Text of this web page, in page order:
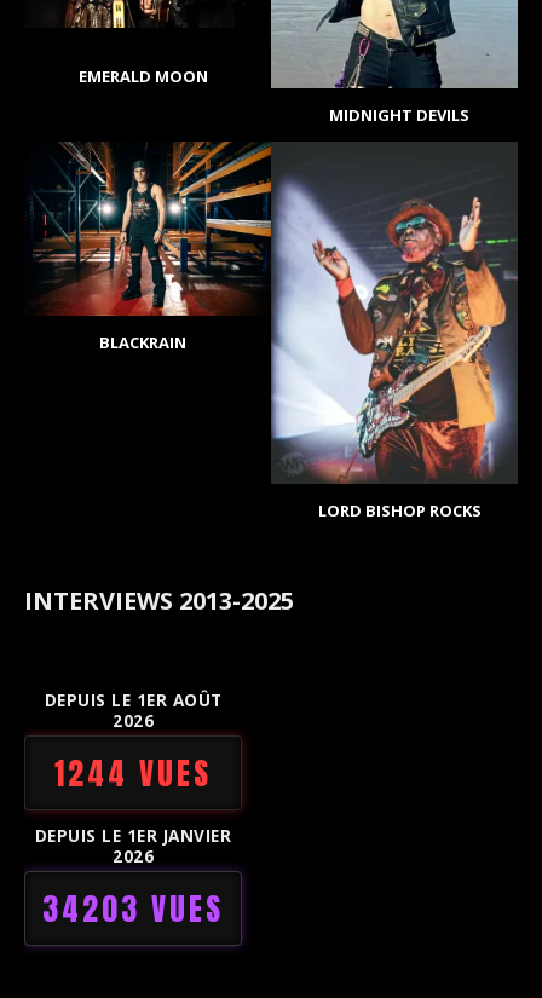
EMERALD MOON
MIDNIGHT DEVILS
BLACKRAIN
LORD BISHOP ROCKS
INTERVIEWS 2013-2025
DEPUIS LE 1ER AOÛT
2026
1244 VUES
DEPUIS LE 1ER JANVIER
2026
34203 VUES